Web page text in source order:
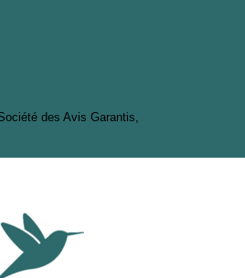
des Avis Garantis,